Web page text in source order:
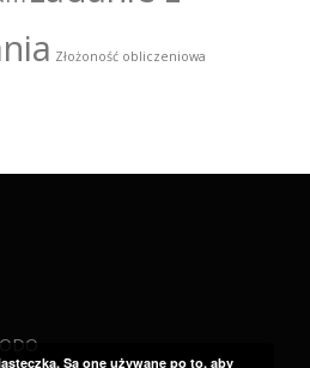
Złożoność obliczeniowa
Są one używane po to, aby